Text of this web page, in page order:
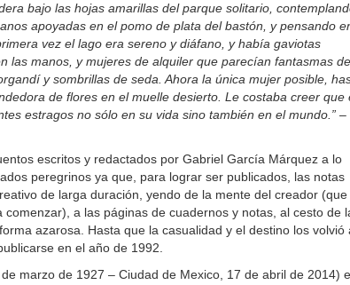
bajo las hojas amarillas del parque solitario,
apoyadas en el pomo de plata del bastón, y pensando
vez el lago era sereno y diáfano, y había gaviotas
las manos, y mujeres de alquiler que parecían fantasmas de
y sombrillas de seda. Ahora la única mujer posible,
de flores en el muelle desierto. Le costaba creer que
estragos no sólo en su vida sino también en el mundo.” –
escritos y redactados por Gabriel García Márquez a lo
peregrinos ya que, para lograr ser publicados, las notas
de larga duración, yendo de la mente del creador (que
a las páginas de cuadernos y notas, al cesto de
azarosa. Hasta que la casualidad y el destino los volvió
en el año de 1992.
marzo de 1927 – Ciudad de Mexico, 17 de abril de 2014)